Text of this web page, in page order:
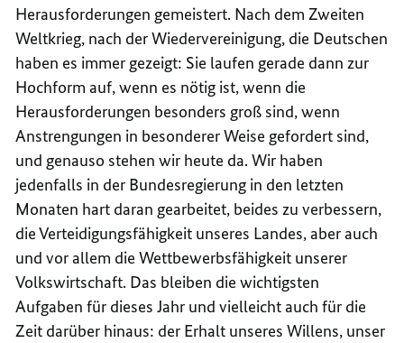
Herausforderungen gemeistert. Nach dem Zweiten
Weltkrieg, nach der Wiedervereinigung, die Deutschen
haben es immer gezeigt: Sie laufen gerade dann zur
Hochform auf, wenn es nötig ist, wenn die
Herausforderungen besonders groß sind, wenn
Anstrengungen in besonderer Weise gefordert sind,
und genauso stehen wir heute da. Wir haben
jedenfalls in der Bundesregierung in den letzten
Monaten hart daran gearbeitet, beides zu verbessern,
die Verteidigungsfähigkeit unseres Landes, aber auch
und vor allem die Wettbewerbsfähigkeit unserer
Volkswirtschaft. Das bleiben die wichtigsten
Aufgaben für dieses Jahr und vielleicht auch für die
Zeit darüber hinaus: der Erhalt unseres Willens, unser